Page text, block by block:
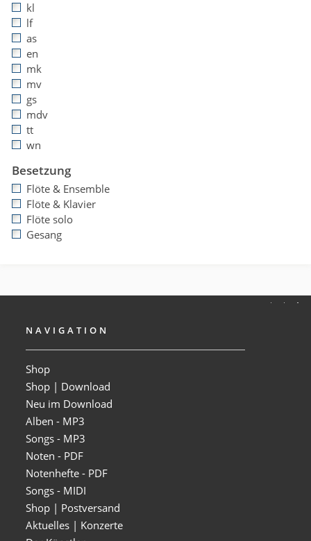
kl
lf
as
en
mk
mv
gs
mdv
tt
wn
Besetzung
Flöte & Ensemble
Flöte & Klavier
Flöte solo
Gesang
NAVIGATION
Shop
Shop | Download
Neu im Download
Alben - MP3
Songs - MP3
Noten - PDF
Notenhefte - PDF
Songs - MIDI
Shop | Postversand
Aktuelles | Konzerte